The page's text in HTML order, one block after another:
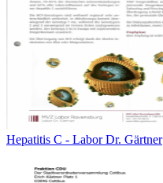
Hepatitis C - Labor Dr. Gärtner